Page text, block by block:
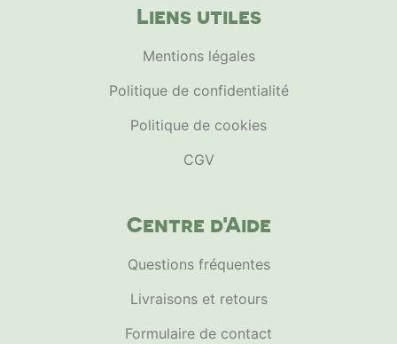
Liens utiles
Mentions légales
Politique de confidentialité
Politique de cookies
CGV
Centre d'Aide
Questions fréquentes
Livraisons et retours
Formulaire de contact